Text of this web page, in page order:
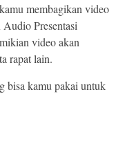
membagikan video
Presentasi
video akan
rapat lain.
bisa kamu pakai untuk